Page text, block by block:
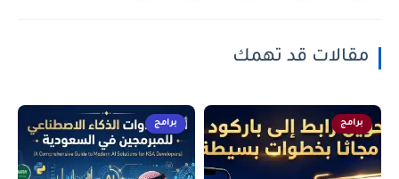
مقالات قد تهمك
برامج برامج